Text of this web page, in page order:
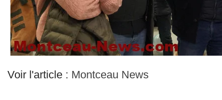
Voir l'article : Montceau News